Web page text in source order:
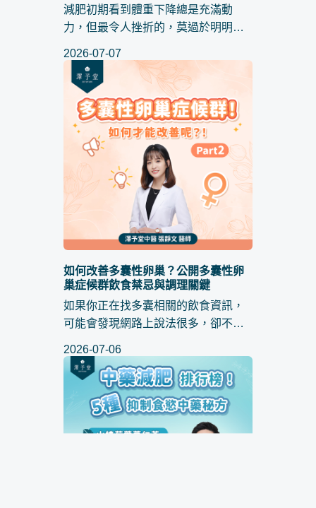
減肥初期看到體重下降總是充滿動
力，但最令人挫折的，莫過於明明還
率，體重計數字卻不再減少。面對 減
肥停滯期 ，大家往往好奇 ： 減肥停滯
期會多久 ？這篇文章不只為...
2026-07-07
如何改善多囊性卵巢？公開多囊性卵
巢症候群飲食禁忌與調理關鍵
如果你正在找多囊相關的飲食資訊，
可能會發現網路上說法很多，卻不一
張斷食，但實際執行時常常讓人更困
惑。其實， 多囊性卵巢症候群飲食 從
來就不是一份標準答案，而是...
2026-07-06